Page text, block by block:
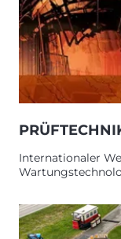
Internationaler